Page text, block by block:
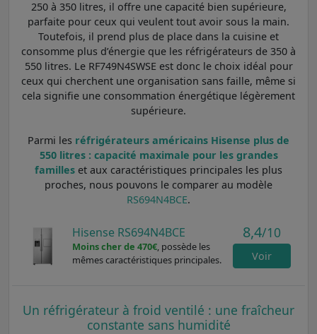
250 à 350 litres, il offre une capacité bien supérieure,
parfaite pour ceux qui veulent tout avoir sous la main.
Toutefois, il prend plus de place dans la cuisine et
consomme plus d’énergie que les réfrigérateurs de 350 à
550 litres. Le RF749N4SWSE est donc le choix idéal pour
ceux qui cherchent une organisation sans faille, même si
cela signifie une consommation énergétique légèrement
supérieure.
Parmi les réfrigérateurs américains Hisense plus de
550 litres : capacité maximale pour les grandes
familles et aux caractéristiques principales les plus
proches, nous pouvons le comparer au modèle
RS694N4BCE.
Hisense RS694N4BCE
Moins cher de 470€, possède les
mêmes caractéristiques principales.
8,4/10
Voir
Un réfrigérateur à froid ventilé : une fraîcheur
constante sans humidité